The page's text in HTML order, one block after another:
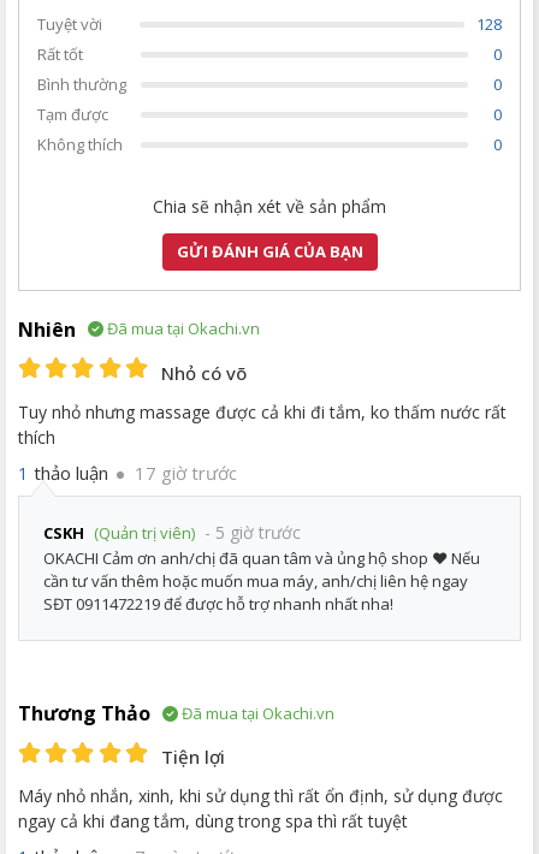
Tuyệt vời
128
Rất tốt
0
Bình thường
0
Tạm được
0
Không thích
0
Chia sẽ nhận xét về sản phẩm
GỬI ĐÁNH GIÁ CỦA BẠN
Nhiên Đã mua tại Okachi.vn
Nhỏ có võ
Tuy nhỏ nhưng massage được cả khi đi tắm, ko thấm nước rất
thích
1 thảo luận 17 giờ trước
CSKH (Quản trị viên) - 5 giờ trước
OKACHI Cảm ơn anh/chị đã quan tâm và ủng hộ shop ❤️ Nếu
cần tư vấn thêm hoặc muốn mua máy, anh/chị liên hệ ngay
SĐT 0911472219 để được hỗ trợ nhanh nhất nha!
Thương Thảo Đã mua tại Okachi.vn
Tiện lợi
Máy nhỏ nhắn, xinh, khi sử dụng thì rất ổn định, sử dụng được
ngay cả khi đang tắm, dùng trong spa thì rất tuyệt